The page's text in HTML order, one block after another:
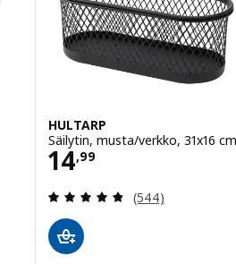
Arvostelut yhteensä:
HULTARP
Säilytin, musta/verkko, 31x16 cm
14,99
Hinta 14,99
Arvio: 4.8 / 5
(544)